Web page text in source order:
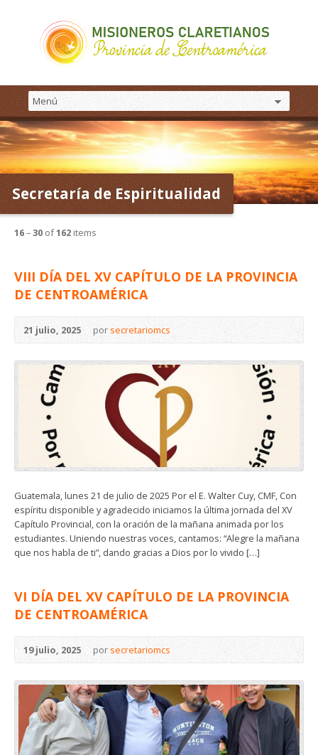
Secretaría de Espiritualidad
16–30 of162 items
VIII DÍA DEL XV CAPÍTULO DE LA PROVINCIA
DE CENTROAMÉRICA
21 julio, 2025 por secretariomcs
Guatemala, lunes 21 de julio de 2025 Por el E. Walter Cuy, CMF, Con
espíritu disponible y agradecido iniciamos la última jornada del XV
Capítulo Provincial, con la oración de la mañana animada por los
estudiantes. Uniendo nuestras voces, cantamos: “Alegre la mañana
que nos habla de ti”, dando gracias a Dios por lo vivido […]
VI DÍA DEL XV CAPÍTULO DE LA PROVINCIA
DE CENTROAMÉRICA
19 julio, 2025 por secretariomcs